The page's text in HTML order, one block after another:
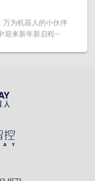
万为机器人的小伙伴
迎来新年新启程~